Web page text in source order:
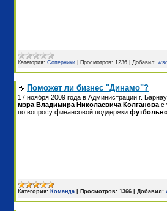
Категория: Соперники Просмотров: 1236 Добавил: wsd
Поможет ли бизнес "Динамо"?
17 ноября 2009 года в Администрации г.
мэра Владимира Николаевича Колганова с
по вопросу финансовой поддержки
Категория: Команда Просмотров: 1366 Добавил: